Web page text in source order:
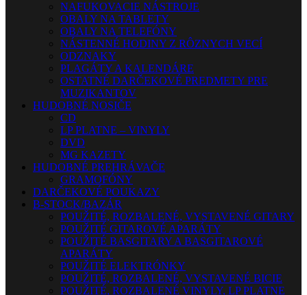
NAFUKOVACIE NÁSTROJE
OBALY NA TABLETY
OBALY NA TELEFÓNY
NÁSTENNÉ HODINY Z RÔZNYCH VECÍ
ODZNAKY
PLAGÁTY A KALENDÁRE
OSTATNÉ DARČEKOVÉ PREDMETY PRE
MUZIKANTOV
HUDOBNÉ NOSIČE
CD
LP PLATNE – VINYLY
DVD
MG KAZETY
HUDOBNÉ PREHRÁVAČE
GRAMOFÓNY
DARČEKOVÉ POUKAZY
B-STOCK/BAZÁR
POUŽITÉ, ROZBALENÉ, VYSTAVENÉ GITARY
POUŽITÉ GITAROVÉ APARÁTY
POUŽITÉ BASGITARY A BASGITAROVÉ
APARÁTY
POUŽITÉ ELEKTRÓNKY
POUŽITÉ, ROZBALENÉ, VYSTAVENÉ BICIE
POUŽITÉ, ROZBALENÉ VINYLY, LP PLATNE